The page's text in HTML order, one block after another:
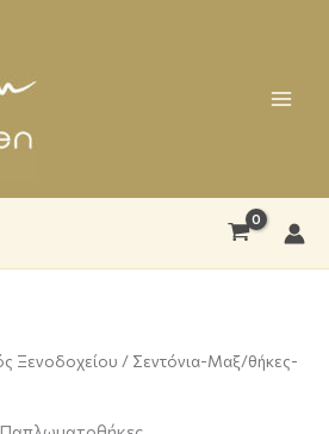
Ξενοδοχείου / Σεντόνια-Μαξ/θήκες-